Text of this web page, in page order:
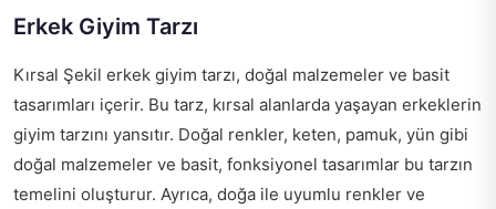
Erkek Giyim Tarzı
Kırsal Şekil erkek giyim tarzı, doğal malzemeler ve basit
tasarımları içerir. Bu tarz, kırsal alanlarda yaşayan erkeklerin
giyim tarzını yansıtır. Doğal renkler, keten, pamuk, yün gibi
doğal malzemeler ve basit, fonksiyonel tasarımlar bu tarzın
temelini oluşturur. Ayrıca, doğa ile uyumlu renkler ve